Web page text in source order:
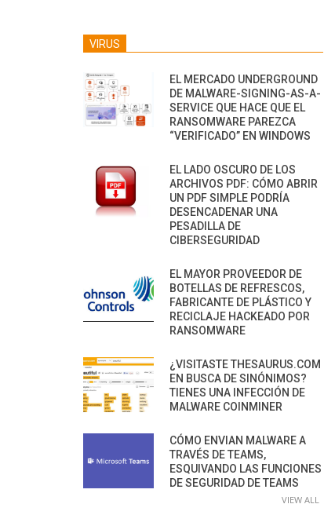
VIRUS
EL MERCADO UNDERGROUND
DE MALWARE-SIGNING-AS-A-
SERVICE QUE HACE QUE EL
RANSOMWARE PAREZCA
“VERIFICADO” EN WINDOWS
EL LADO OSCURO DE LOS
ARCHIVOS PDF: CÓMO ABRIR
UN PDF SIMPLE PODRÍA
DESENCADENAR UNA
PESADILLA DE
CIBERSEGURIDAD
EL MAYOR PROVEEDOR DE
BOTELLAS DE REFRESCOS,
FABRICANTE DE PLÁSTICO Y
RECICLAJE HACKEADO POR
RANSOMWARE
¿VISITASTE THESAURUS.COM
EN BUSCA DE SINÓNIMOS?
TIENES UNA INFECCIÓN DE
MALWARE COINMINER
CÓMO ENVIAN MALWARE A
TRAVÉS DE TEAMS,
ESQUIVANDO LAS FUNCIONES
DE SEGURIDAD DE TEAMS
VIEW ALL